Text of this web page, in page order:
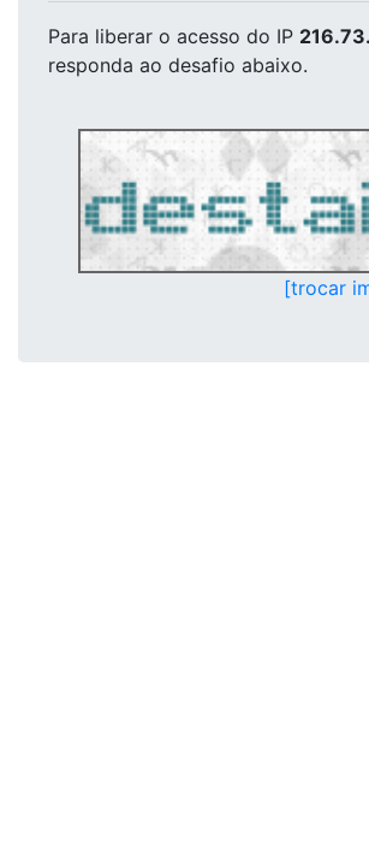
Para liberar o acesso do IP
responda ao desafio abaixo.
[trocar